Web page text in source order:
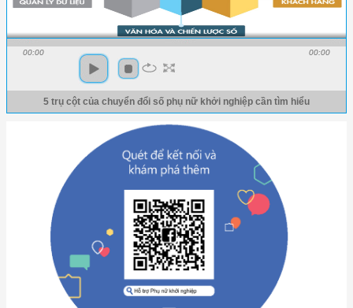
00:00 00:00
5 trụ cột của chuyển đổi số phụ nữ khởi nghiệp cần tìm hiểu